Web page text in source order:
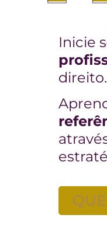
Inicie
direito.